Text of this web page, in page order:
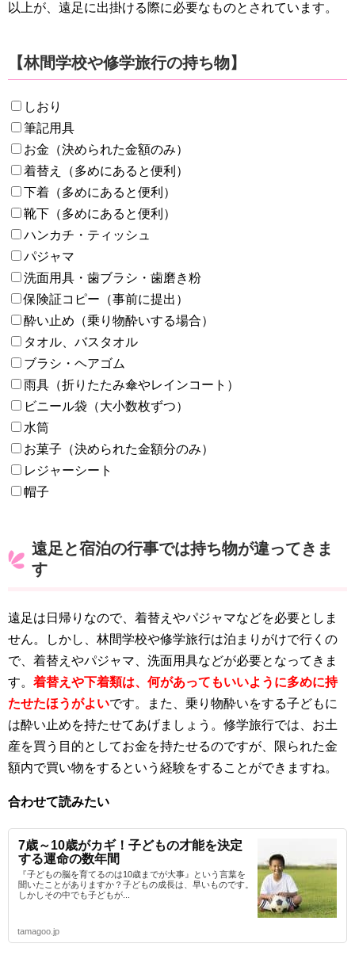
以上が、遠足に出掛ける際に必要なものとされています。
【林間学校や修学旅行の持ち物】
しおり
筆記用具
お金（決められた金額のみ）
着替え（多めにあると便利）
下着（多めにあると便利）
靴下（多めにあると便利）
ハンカチ・ティッシュ
パジャマ
洗面用具・歯ブラシ・歯磨き粉
保険証コピー（事前に提出）
酔い止め（乗り物酔いする場合）
タオル、バスタオル
ブラシ・ヘアゴム
雨具（折りたたみ傘やレインコート）
ビニール袋（大小数枚ずつ）
水筒
お菓子（決められた金額分のみ）
レジャーシート
帽子
遠足と宿泊の行事では持ち物が違ってきま
す
遠足は日帰りなので、着替えやパジャマなどを必要としま
せん。しかし、林間学校や修学旅行は泊まりがけで行くの
で、着替えやパジャマ、洗面用具などが必要となってきま
す。 着替えや下着類は、何があってもいいように多めに持
たせたほうがよいです。また、乗り物酔いをする子どもに
は酔い止めを持たせてあげましょう。修学旅行では、お土
産を買う目的としてお金を持たせるのですが、限られた金
額内で買い物をするという経験をすることができますね。
合わせて読みたい
7歳～10歳がカギ！子どもの才能を決定
する運命の数年間
『子どもの脳を育てるのは10歳までが大事』という言葉を
聞いたことがありますか？子どもの成長は、早いものです。
しかしその中でも子どもが...
tamagoo.jp